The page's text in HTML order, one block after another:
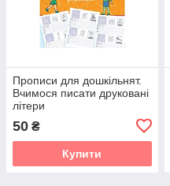
Прописи для дошкільнят.
Вчимося писати друковані
літери
50 ₴
Купити